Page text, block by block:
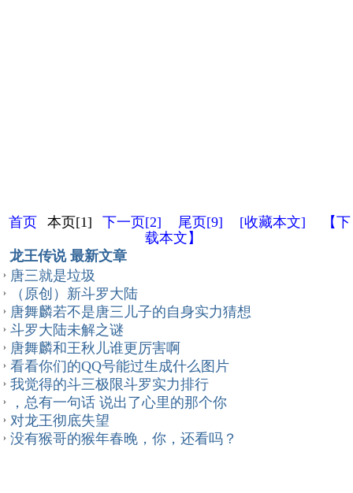
首页 本页[1] 下一页[2] 尾页[9] [收藏本文]
【下
载本文】
龙王传说 最新文章
唐三就是垃圾
（原创）新斗罗大陆
唐舞麟若不是唐三儿子的自身实力猜想
斗罗大陆未解之谜
唐舞麟和王秋儿谁更厉害啊
看看你们的QQ号能过生成什么图片
我觉得的斗三极限斗罗实力排行
，总有一句话 说出了心里的那个你
对龙王彻底失望
没有猴哥的猴年春晚，你，还看吗？